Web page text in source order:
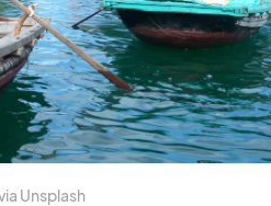
Un­s­plash